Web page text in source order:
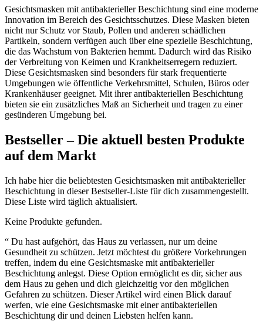
Gesichtsmasken mit antibakterieller Beschichtung sind eine moderne
Innovation im Bereich des Gesichtsschutzes. Diese Masken bieten
nicht nur Schutz vor Staub, Pollen und anderen schädlichen
Partikeln, sondern verfügen auch über eine spezielle Beschichtung,
die das Wachstum von Bakterien hemmt. Dadurch wird das Risiko
der Verbreitung von Keimen und Krankheitserregern reduziert.
Diese Gesichtsmasken sind besonders für stark frequentierte
Umgebungen wie öffentliche Verkehrsmittel, Schulen, Büros oder
Krankenhäuser geeignet. Mit ihrer antibakteriellen Beschichtung
bieten sie ein zusätzliches Maß an Sicherheit und tragen zu einer
gesünderen Umgebung bei.
Bestseller – Die aktuell besten Produkte
auf dem Markt
Ich habe hier die beliebtesten Gesichtsmasken mit antibakterieller
Beschichtung in dieser Bestseller-Liste für dich zusammengestellt.
Diese Liste wird täglich aktualisiert.
Keine Produkte gefunden.
“ Du hast aufgehört, das Haus zu verlassen, nur um deine
Gesundheit zu schützen. Jetzt möchtest du größere Vorkehrungen
treffen, indem du eine Gesichtsmaske mit antibakterieller
Beschichtung anlegst. Diese Option ermöglicht es dir, sicher aus
dem Haus zu gehen und dich gleichzeitig vor den möglichen
Gefahren zu schützen. Dieser Artikel wird einen Blick darauf
werfen, wie eine Gesichtsmaske mit einer antibakteriellen
Beschichtung dir und deinen Liebsten helfen kann.